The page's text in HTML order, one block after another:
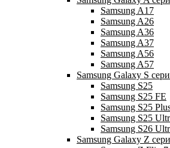
Samsung A17
Samsung A26
Samsung A36
Samsung A37
Samsung A56
Samsung A57
Samsung Galaxy S
Samsung S25
Samsung S25 FE
Samsung S25
Samsung S25
Samsung S26
Samsung Galaxy Z